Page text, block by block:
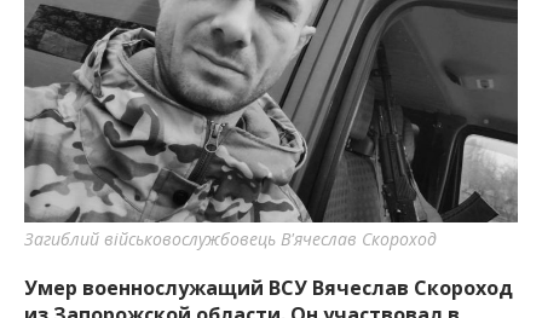
важную информацию о событиях
города Запорожья и области.
Загиблий військовослужбовець В'ячеслав Скороход
Умер военнослужащий ВСУ Вячеслав Скороход